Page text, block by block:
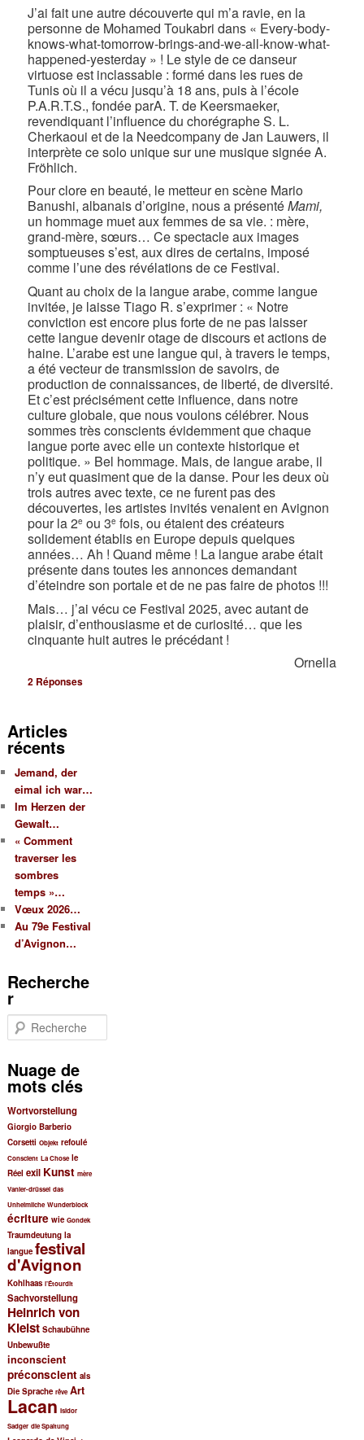
J’ai fait une autre découverte qui m’a ravie, en la
personne de Mohamed Toukabri dans « Every-body-
knows-what-tomorrow-brings-and-we-all-know-what-
happened-yesterday » ! Le style de ce danseur
virtuose est inclassable : formé dans les rues de
Tunis où il a vécu jusqu’à 18 ans, puis à l’école
P.A.R.T.S., fondée parA. T. de Keersmaeker,
revendiquant l’influence du chorégraphe S. L.
Cherkaoui et de la Needcompany de Jan Lauwers, il
interprète ce solo unique sur une musique signée A.
Fröhlich.
Pour clore en beauté, le metteur en scène Mario
Banushi, albanais d’origine, nous a présentéMami,
un hommage muet aux femmes de sa vie. : mère,
grand-mère, sœurs… Ce spectacle aux images
somptueuses s’est, aux dires de certains, imposé
comme l’une des révélations de ce Festival.
Quant au choix de la langue arabe, comme langue
invitée, je laisse Tiago R. s’exprimer : « Notre
conviction est encore plus forte de ne pas laisser
cette langue devenir otage de discours et actions de
haine. L’arabe est une langue qui, à travers le temps,
a été vecteur de transmission de savoirs, de
production de connaissances, de liberté, de diversité.
Et c’est précisément cette influence, dans notre
culture globale, que nous voulons célébrer. Nous
sommes très conscients évidemment que chaque
langue porte avec elle un contexte historique et
politique. » Bel hommage. Mais, de langue arabe, il
n’y eut quasiment que de la danse. Pour les deux où
trois autres avec texte, ce ne furent pas des
découvertes, les artistes invités venaient en Avignon
pour la 2e ou 3e fois, ou étaient des créateurs
solidement établis en Europe depuis quelques
années… Ah ! Quand même ! La langue arabe était
présente dans toutes les annonces demandant
d’éteindre son portale et de ne pas faire de photos !!!
Mais… j’ai vécu ce Festival 2025, avec autant de
plaisir, d’enthousiasme et de curiosité… que les
cinquante huit autres le précédant !
Ornella
2 Réponses
Articles
récents
Jemand, der
eimal ich war…
Im Herzen der
Gewalt…
« Comment
traverser les
sombres
temps »…
Vœux 2026…
Au 79e Festival
d’Avignon…
Recherche
r
e
h
e
c
h
e
Nuage de
mots clés
Wortvorstellung
Giorgio Barberio
Corsetti Objekt refoulé
Conscient La Chose le
Réel exil Kunst mère
Vanier-drüssel das
Unheimliche Wunderblock
écriture wie Gondek
Traumdeutung la
langue festival
d'Avignon
Kohlhaas l’Étourdit
Sachvorstellung
Heinrich von
Kleist Schaubühne
Unbewußte
inconscient
préconscient als
Die Sprache rêve Art
Lacan Isidor
Sadger die Spaltung